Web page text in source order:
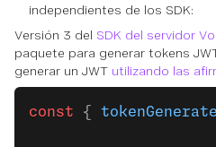
independientes de los SDK:
Versión 3 del SDK del servidor
paquete para generar tokens
generar un JWT utilizando las
const { tokenGenerate